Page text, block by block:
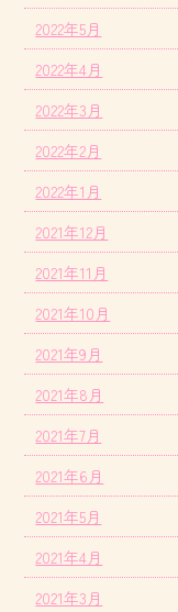
2022年5月
2022年4月
2022年3月
2022年2月
2022年1月
2021年12月
2021年11月
2021年10月
2021年9月
2021年8月
2021年7月
2021年6月
2021年5月
2021年4月
2021年3月